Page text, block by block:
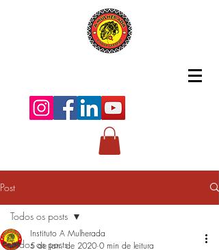
Post
Todos os posts
Todos os posts
Instituto A Mulherada
5 de jan. de 2020 0 min de leitura